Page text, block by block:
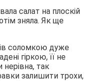
салат на плоскій
зняла. Як ще
соломкою дуже
гіркою, її не
так
залишити трохи,